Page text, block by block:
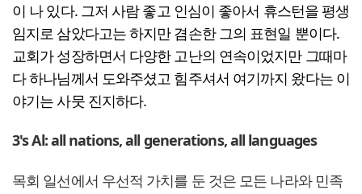
이 나 있다. 그저 사람 좋고 인심이 좋아서 휴스턴을 평생
임지로 삼았다고는 하지만 겸손한 그의 표현일 뿐이다.
교회가 성장하면서 다양한 고난의 연속이었지만 그때마
다 하나님께서 도와주셨고 힘주셔서 여기까지 왔다는 이
야기는 사뭇 진지하다.
3's Al: all nations, all generations, all languages
목회 일선에서 우선적 가치를 둔 것은 모든 나라와 민족